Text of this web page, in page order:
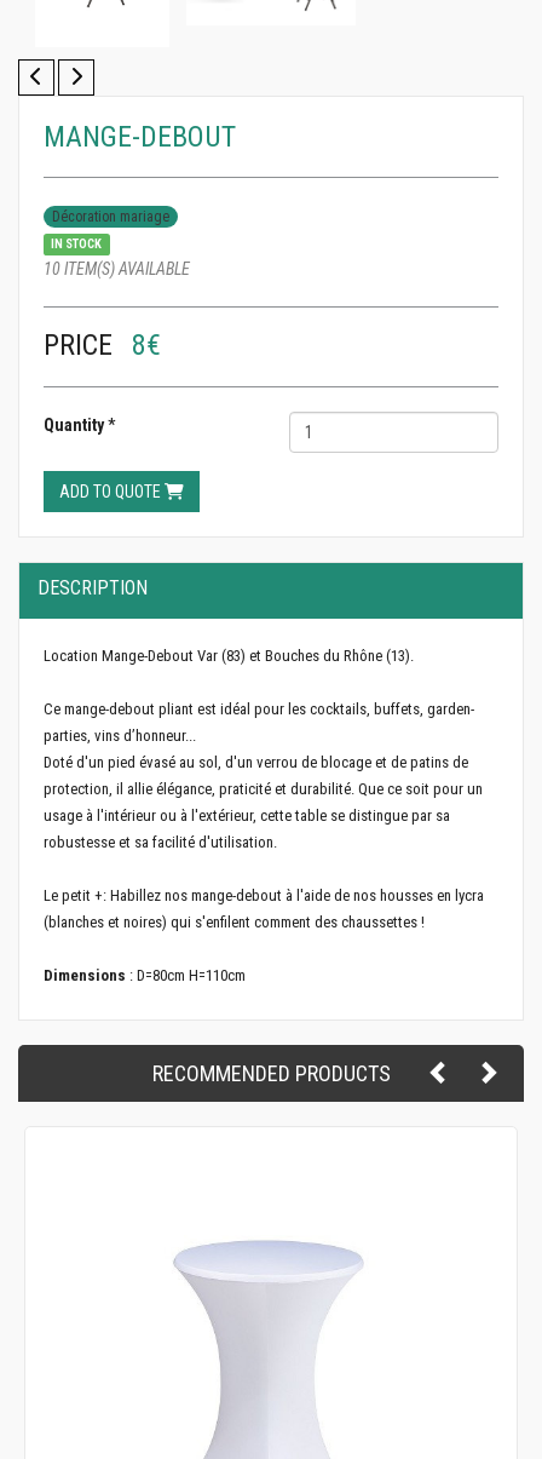
MANGE-DEBOUT
Décoration mariage
IN STOCK
10 ITEM(S) AVAILABLE
PRICE 8€
Quantity*
ADD TO QUOTE
DESCRIPTION
Location Mange-Debout Var (83) et Bouches du Rhône (13).
Ce mange-debout pliant est idéal pour les cocktails, buffets, garden-
parties, vins d’honneur...
Doté d'un pied évasé au sol, d'un verrou de blocage et de patins de
protection, il allie élégance, praticité et durabilité. Que ce soit pour un
usage à l'intérieur ou à l'extérieur, cette table se distingue par sa
robustesse et sa facilité d'utilisation.
Le petit +: Habillez nos mange-debout à l'aide de nos housses en lycra
(blanches et noires) qui s'enfilent comment des chaussettes !
Dimensions : D=80cm H=110cm
RECOMMENDED PRODUCTS